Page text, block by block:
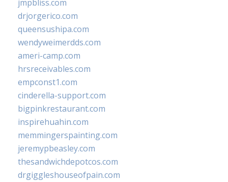
jmpbliss.com
drjorgerico.com
queensushipa.com
wendyweimerdds.com
ameri-camp.com
hrsreceivables.com
empconst1.com
cinderella-support.com
bigpinkrestaurant.com
inspirehuahin.com
memmingerspainting.com
jeremypbeasley.com
thesandwichdepotcos.com
drgiggleshouseofpain.com